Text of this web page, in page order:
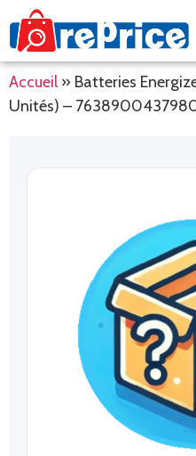
Accueil » Batteries
Unités) –